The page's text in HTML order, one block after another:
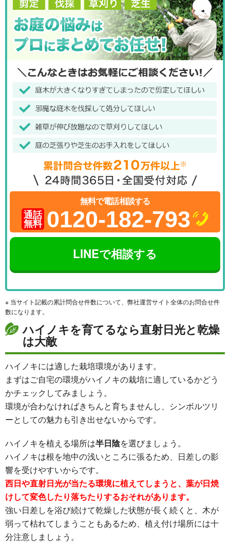
無料で電話相談する
通話
無料 0120-182-793
LINEで相談する
※ 当サイト記載の累計問合せ件数について、弊社運営サイト全体のお問合せ件
数になります。
ハイノキを育てるなら直射日光と乾燥
は大敵
ハイノキには適した栽培環境があります。
まずはご自宅の環境がハイノキの栽培に適しているかどう
かチェックしてみましょう。
環境が合わなければきちんと育ちませんし、シンボルツリ
ーとしての魅力も引き出せないからです。
ハイノキを植える場所は半日陰を選びましょう。
ハイノキは根を地中の浅いところに張るため、日差しの影
響を受けやすいからです。
西日や直射日光が当たる環境に植えてしまうと、葉が日焼
けして変色したり落ちたりするおそれがあります。
強い日差しを浴び続けて乾燥した状態が長く続くと、木が
弱って枯れてしまうこともあるため、植え付け場所には十
分注意しましょう。